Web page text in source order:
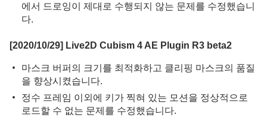
에서 드로잉이 제대로 수행되지 않는 문제를 수정했습니
다.
[2020/10/29] Live2D Cubism 4 AE Plugin R3 beta2
마스크 버퍼의 크기를 최적화하고 클리핑 마스크의 품질
을 향상시켰습니다.
정수 프레임 이외에 키가 찍혀 있는 모션을 정상적으로
로드할 수 없는 문제를 수정했습니다.